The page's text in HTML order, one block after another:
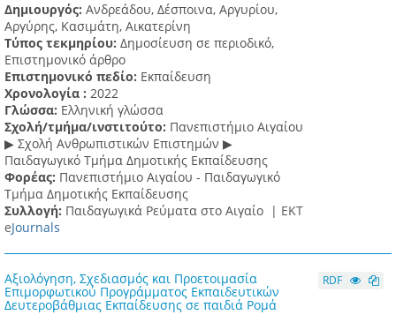
Δημιουργός: Ανδρεάδου, Δέσποινα, Αργυρίου,
Αργύρης, Κασιμάτη, Αικατερίνη
Τύπος τεκμηρίου: Δημοσίευση σε περιοδικό,
Επιστημονικό άρθρο
Επιστημονικό πεδίο: Εκπαίδευση
Χρονολογία : 2022
Γλώσσα: Ελληνική γλώσσα
Σχολή/τμήμα/ινστιτούτο: Πανεπιστήμιο Αιγαίου
▶ Σχολή Ανθρωπιστικών Επιστημών ▶
Παιδαγωγικό Τμήμα Δημοτικής Εκπαίδευσης
Φορέας: Πανεπιστήμιο Αιγαίου - Παιδαγωγικό
Τμήμα Δημοτικής Εκπαίδευσης
Συλλογή: Παιδαγωγικά Ρεύματα στο Αιγαίο | ΕΚΤ
eJournals
Αξιολόγηση, Σχεδιασμός και Προετοιμασία
Επιμορφωτικού Προγράμματος Εκπαιδευτικών
Δευτεροβάθμιας Εκπαίδευσης σε παιδιά Ρομά
RDF